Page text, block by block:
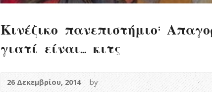
Κινέζικο πανεπιστήμιο:
γιατί είναι… κιτς
26 Δεκεμβρίου, 2014 by